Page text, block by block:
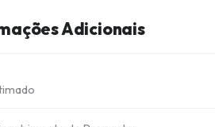
Adicionais